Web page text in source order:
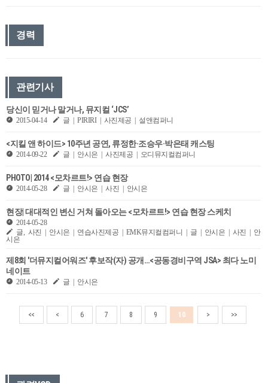
경력
관련기사
당신이 믿거나 말거나, 뮤지컬 ‘JCS’
2015-04-14 글 | PIRIRI | 사진제공 | 설앤컴퍼니
<지킬 앤 하이드> 10주년 공연, 류정한·조승우·박은태 캐스팅
2014-09-22 글 | 안시은 | 사진제공 | 오디뮤지컬컴퍼니
PHOTO| 2014 <모차르트!> 연습 현장
2014-05-28 글 | 안시은 | 사진 | 안시은
현장| 대대적인 변신 거쳐 돌아오는 <모차르트!> 연습 현장 스케치
2014-05-28
글, 사진 | 안시은 | 연습사진제공 | EMK뮤지컬컴퍼니 | 글 | 안시은 | 사진 | 안
시은
제8회 '더뮤지컬어워즈' 후보작(자) 공개…<공동경비구역 JSA> 최다 노미
네이트
2014-05-13 글 | 안시은
<< < 6 7 8 9 10 > >>